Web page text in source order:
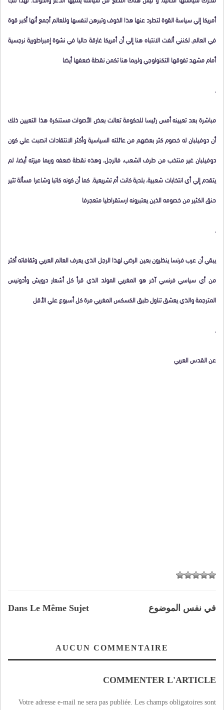
أمريكا إلي سياسة القوة لتطرد عنها هذا الخوف وتبرهن لنفسها وللعالم أجمع أنها أكبر قوة
في العالم. لكنني ألفت الانتباه هنا إلي أن أمريكا غارقة حاليا في نشوة إمبراطورية نرجسية
أمام مشهد تفوقها التكنولوجي ولربما هنا تكمن نقطة ضعفها أيضا
.
مباشرة بعد تعيينه أمس رئيسا للحكومة تعالت بعض الأصوات مستنكرة هذا التعيين ذلك
أن دوفيلبان له خصوم كثر بعضهم من عائلته السياسية وأكثر الانتقادات انصبت علي كون
دوفيلبان غير منتخب من طرف الشعب، فالرجل، وهذه نقطة ضعفه وربما ميزته أيضا، لم
يتقدم إلي أي انتخابات شعبية، بلدية كانت أم تشريعية. كما أن كونه كاتبا وشاعرا مسألة تثير
حنق الكثير من خصومه الذين يعتبرونه ارستقراطيا متعجرفا
.
يبقي أن عرب فرنسا ينظرون بعين الرضي لهذا الرجل الذي يعرف العالم العربي وثقافاته أكثر
من أي سياسي فرنسي آخر هو المغربي المولد الذي قرأ كل أشعار درويش وأدونيس
المترجمة والذي يعشق تناول طبق الكسكس المغربي مرة كل أسبوع علي الأقل
.
عن القدس العربي
Dans Le Même Sujet في نفس الموضوع
AUCUN COMMENTAIRE
COMMENTER L'ARTICLE
Votre adresse e-mail ne sera pas publiée. Les champs obligatoires sont